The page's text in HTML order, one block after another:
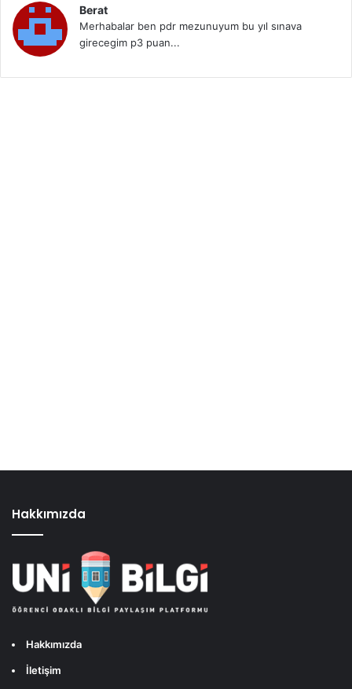
Berat
Merhabalar ben pdr mezunuyum bu yıl sınava
girecegim p3 puan...
Hakkımızda
Hakkımızda
İletişim